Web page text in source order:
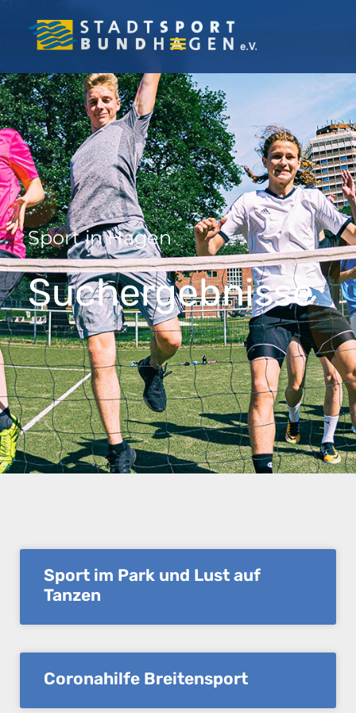
Sport in Hagen
Suchergebnisse
Sport im Park und Lust auf
Tanzen
Coronahilfe Breitensport